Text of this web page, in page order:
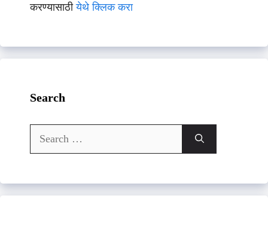
करण्यासाठीयेथे क्लिक करा
Search
Search
for: